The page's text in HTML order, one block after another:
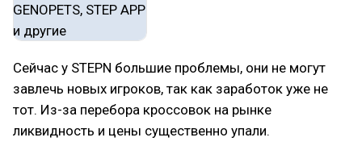
Сейчас у STEPN большие проблемы, они не могут
завлечь новых игроков, так как заработок уже не
тот. Из-за перебора кроссовок на рынке
ликвидность и цены существенно упали.